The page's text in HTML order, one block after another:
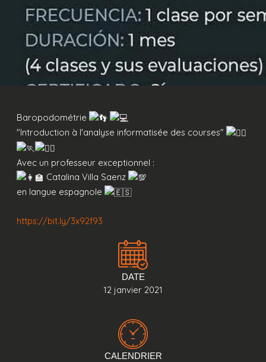
Baropodométrie
"Introduction à l'analyse informatisée des courses"
Avec un professeur exceptionnel :
Catalina Villa Saenz
en langue espagnole
https://bit.ly/3x92f93
DATE
12 janvier 2021
CALENDRIER